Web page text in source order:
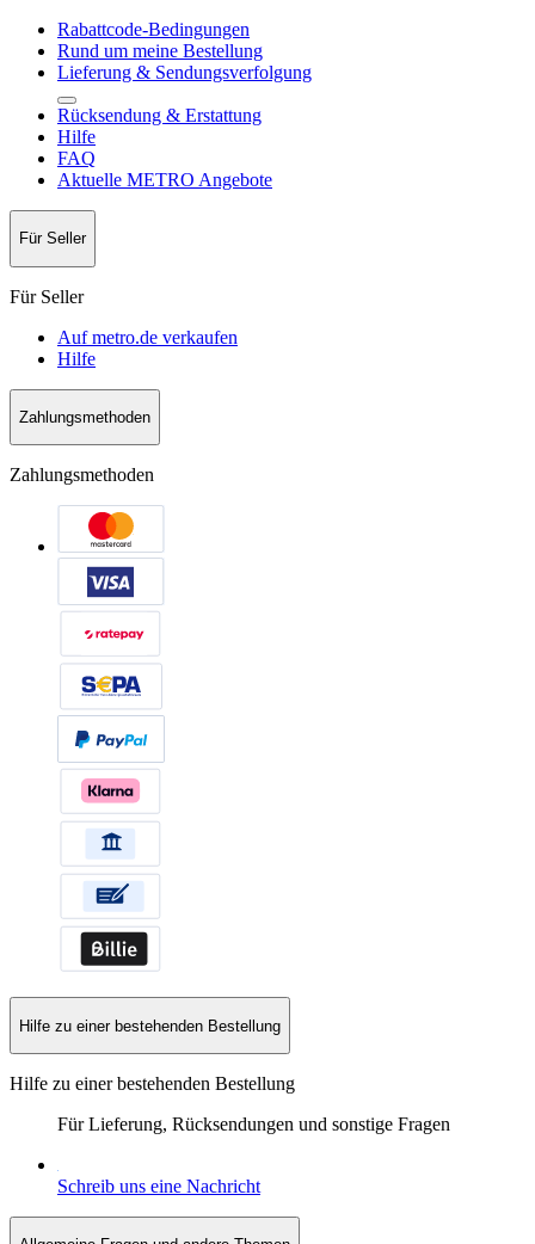
Rabattcode-Bedingungen
Rund um meine Bestellung
Lieferung & Sendungsverfolgung
Rücksendung & Erstattung
Hilfe
FAQ
Aktuelle METRO Angebote
Für Seller
Für Seller
Auf metro.de verkaufen
Hilfe
Zahlungsmethoden
Zahlungsmethoden
Hilfe zu einer bestehenden Bestellung
Hilfe zu einer bestehenden Bestellung
Für Lieferung, Rücksendungen und sonstige Fragen
Schreib uns eine Nachricht